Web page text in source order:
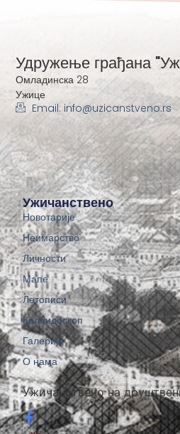
Ужичанствено на
Ужичанствено
Новотарије
Неимарство
Личности
Мапе
Летописи
Калеидоскоп
Галерије
О нама
Удружење грађана
Омладинска 28
Ужице
Email: info@uzicanstveno.rs